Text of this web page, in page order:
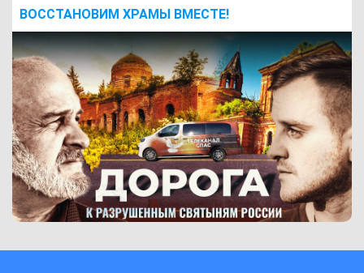
ВОCСТАНОВИМ ХРАМЫ ВМЕСТЕ!